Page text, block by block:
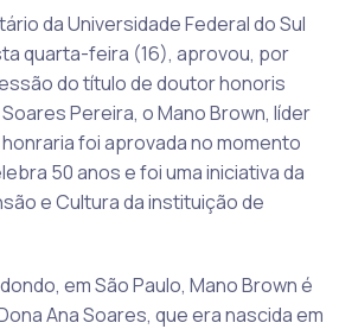
da Universidade Federal do Sul
quarta-feira (16), aprovou, por
do título de doutor honoris
Pereira, o Mano Brown, líder
honraria foi aprovada no momento
50 anos e foi uma iniciativa da
e Cultura da instituição de
em São Paulo, Mano Brown é
Ana Soares, que era nascida em